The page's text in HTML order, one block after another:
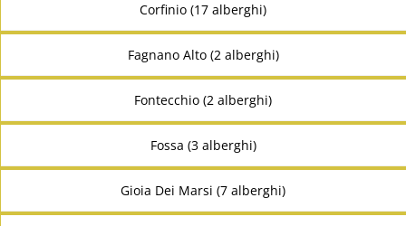
Corfinio (17 alberghi)
Fagnano Alto (2 alberghi)
Fontecchio (2 alberghi)
Fossa (3 alberghi)
Gioia Dei Marsi (7 alberghi)